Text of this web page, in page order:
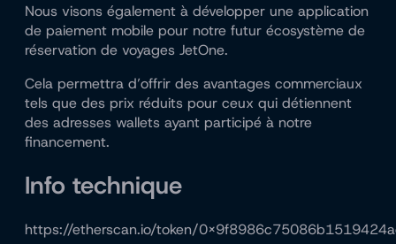
Nous visons également à développer une application
de paiement mobile pour notre futur écosystème de
réservation de voyages JetOne.
Cela permettra d’offrir des avantages commerciaux
tels que des prix réduits pour ceux qui détiennent
des adresses wallets ayant participé à notre
financement.
Info technique
https://etherscan.io/token/